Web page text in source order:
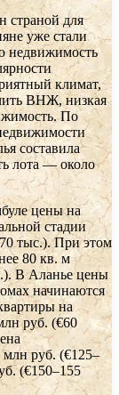
страной для
уже стали
недвижимость
климат,
ВНЖ, низкая
По
составила
лота — около
цены на
стадии
тыс.). При этом
80 кв. м
В Аланье цены
начинаются
на
руб. (€60
млн руб. (€125–
(€150–155